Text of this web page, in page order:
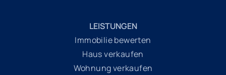
LEISTUNGEN
Immobilie bewerten
Haus verkaufen
Wohnung verkaufen